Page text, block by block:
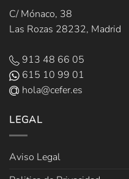
C/ Mónaco, 38
Las Rozas 28232, Madrid
913 48 66 05
615 10 99 01
hola@cefer.es
LEGAL
Aviso Legal